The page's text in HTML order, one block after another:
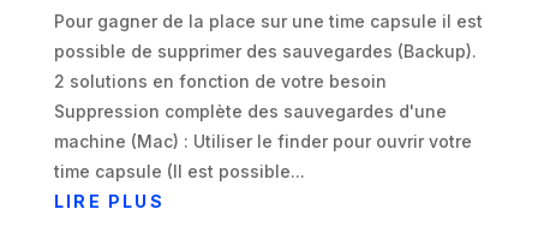
Pour gagner de la place sur une time capsule il est
possible de supprimer des sauvegardes (Backup).
2 solutions en fonction de votre besoin
Suppression complète des sauvegardes d'une
machine (Mac) : Utiliser le finder pour ouvrir votre
time capsule (Il est possible...
LIRE PLUS